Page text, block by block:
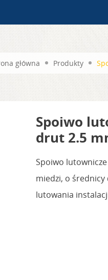
główna Produkty
Spoiwo
drut 2.5
Spoiwo lutownicze
miedzi, o średnicy
lutowania